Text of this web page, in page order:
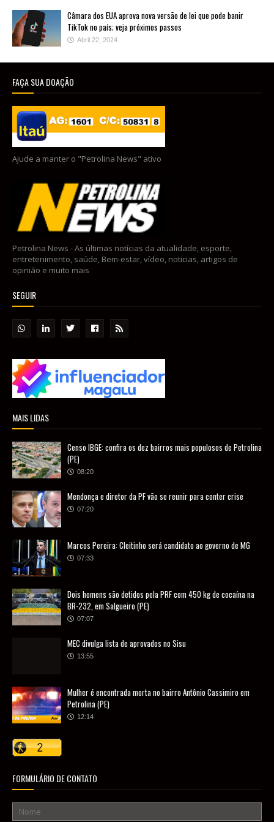
Câmara dos EUA aprova nova versão de lei que pode banir
TikTok no país; veja próximos passos
Abril 22, 2024
FAÇA SUA DOAÇÃO
Ajude a manter o "Petrolina News" ativo
Petrolina News - As últimas notícias da atualidade, esporte,
entretenimento, saúde, Bem-estar, vídeo, noticias, artigos de
opinião e muito mais
SEGUIR
MAIS LIDAS
Censo IBGE: confira os dez bairros mais populosos de Petrolina
(PE)
08:20
Mendonça e diretor da PF vão se reunir para conter crise
07:20
Marcos Pereira: Cleitinho será candidato ao governo de MG
07:33
Dois homens são detidos pela PRF com 450 kg de cocaína na
BR-232, em Salgueiro (PE)
07:07
MEC divulga lista de aprovados no Sisu
13:55
Mulher é encontrada morta no bairro Antônio Cassimiro em
Petrolina (PE)
12:14
FORMULÁRIO DE CONTATO